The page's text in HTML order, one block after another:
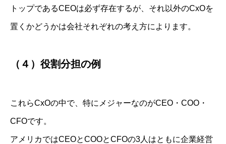
トップであるCEOは必ず存在するが、それ以外のCxOを
置くかどうかは会社それぞれの考え方によります。
（４）役割分担の例
これらCxOの中で、特にメジャーなのがCEO・COO・
CFOです。
アメリカではCEOとCOOとCFOの3人はともに企業経営